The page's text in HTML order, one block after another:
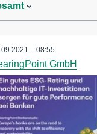
– 08:55
GmbH